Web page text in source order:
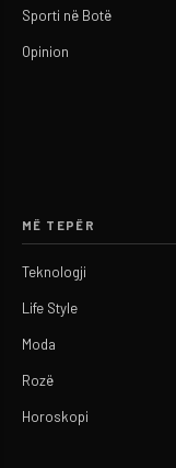
Sporti në Botë
Opinion
MË TEPËR
Teknologji
Life Style
Moda
Rozë
Horoskopi